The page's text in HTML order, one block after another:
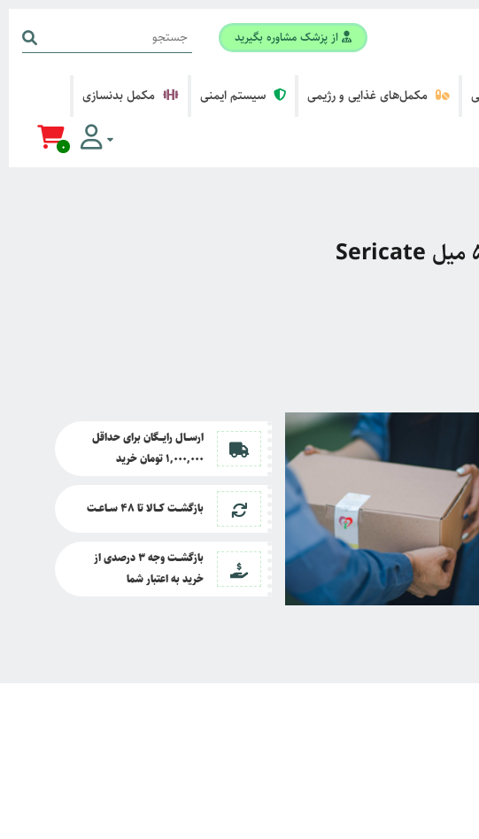
از پزشک مشاوره بگیرید
0
مکمل‌های غذایی و رژیمی سیستم ایمنی مکمل بدنسازی
ارســــال رایــــگان برای حداقل
1,000,000 تومان خرید
بازگشــــت کــــالا تا48 ســـاعـــت
بازگشــــت وجه 3 درصدی از
خرید به اعتبار شما